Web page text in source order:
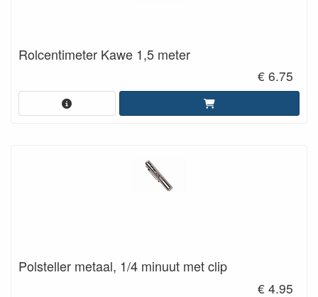
Rolcentimeter Kawe 1,5 meter
€ 6.75
Polsteller metaal, 1/4 minuut met clip
€ 4.95